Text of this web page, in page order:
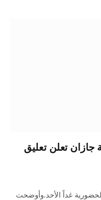
جازان تعلن تعليق
غداً الأحد.وأوضحت